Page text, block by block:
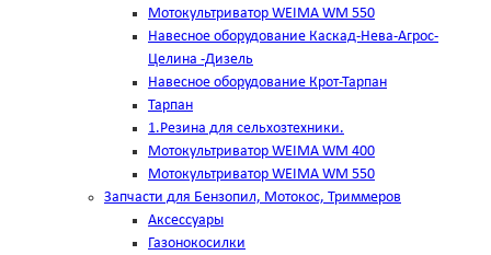
Мотокультриватор WEIMA WM 550
Навесное оборудование Каскад-Нева-Агрос-
Целина -Дизель
Навесное оборудование Крот-Тарпан
Тарпан
1.Резина для сельхозтехники.
Мотокультриватор WEIMA WM 400
Мотокультриватор WEIMA WM 550
Запчасти для Бензопил, Мотокос, Триммеров
Аксессуары
Газонокосилки